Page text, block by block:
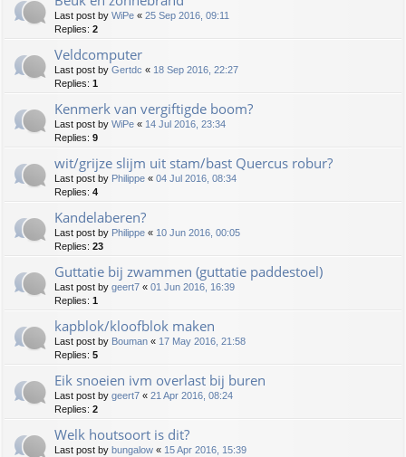
Last post by WiPe « 25 Sep 2016, 09:11
Replies: 2
Veldcomputer
Last post by Gertdc « 18 Sep 2016, 22:27
Replies: 1
Kenmerk van vergiftigde boom?
Last post by WiPe « 14 Jul 2016, 23:34
Replies: 9
wit/grijze slijm uit stam/bast Quercus robur?
Last post by Philippe « 04 Jul 2016, 08:34
Replies: 4
Kandelaberen?
Last post by Philippe « 10 Jun 2016, 00:05
Replies: 23
Guttatie bij zwammen (guttatie paddestoel)
Last post by geert7 « 01 Jun 2016, 16:39
Replies: 1
kapblok/kloofblok maken
Last post by Bouman « 17 May 2016, 21:58
Replies: 5
Eik snoeien ivm overlast bij buren
Last post by geert7 « 21 Apr 2016, 08:24
Replies: 2
Welk houtsoort is dit?
Last post by bungalow « 15 Apr 2016, 15:39